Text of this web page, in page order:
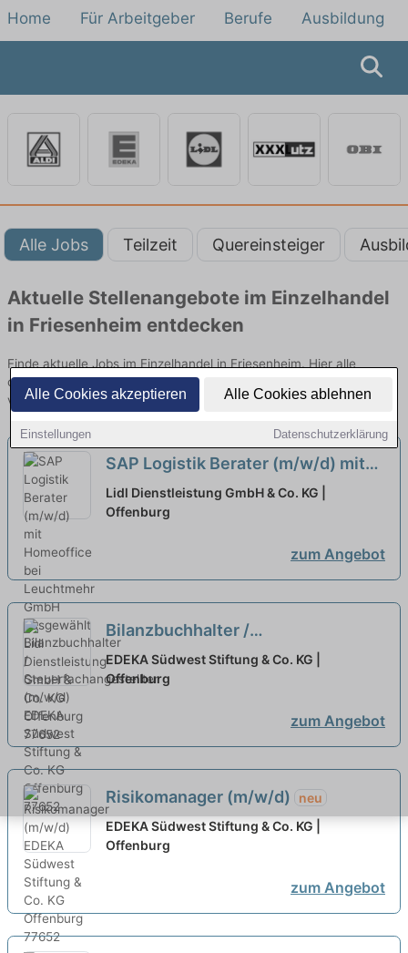
Alle Cookies akzeptieren Alle Cookies ablehnen
Einstellungen Datenschutzerklärung
Home Für Arbeitgeber Berufe Ausbildung
Alle Jobs Teilzeit Quereinsteiger
Aktuelle Stellenangebote im Einzelhandel
in Friesenheim entdecken
Finde aktuelle Jobs im Einzelhandel in Friesenheim. Hier alle
offenen Stellenangebote im Verkauf, Vertrieb und Handel
vergleichen.
SAP Logistik Berater (m/w/d) mit
Homeoffice bei Leuchtmehr GmbH
ausgewählt
Lidl Dienstleistung GmbH & Co. KG |
Offenburg
zum Angebot
Bilanzbuchhalter /
Steuerfachangestellter (m/w/d)
neu
EDEKA Südwest Stiftung & Co. KG |
Offenburg
zum Angebot
Risikomanager (m/w/d)
neu
EDEKA Südwest Stiftung & Co. KG |
Offenburg
zum Angebot